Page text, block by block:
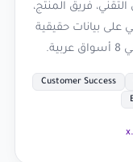
فريق المنتج،
على بيانات حقيقية
Customer Success